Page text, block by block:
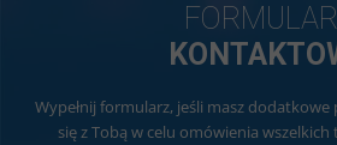
Wypełnij formularz, jeśli masz
się z Tobą w celu omówienia